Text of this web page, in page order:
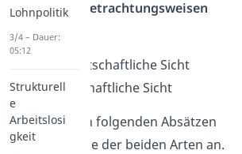
verschiedene Betrachtungsweisen
unterteilen:
Betriebswirtschaftliche Sicht
Volkswirtschaftliche Sicht
Schau dir in den folgenden Absätzen
die Unterschiede der beiden Arten an.
Lohnpolitik
3/4 – Dauer:
05:12
Strukturell
e
Arbeitslosi
gkeit